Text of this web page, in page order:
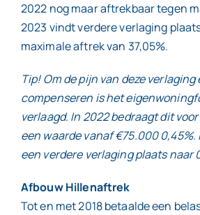
2022 nog maar aftrekbaar tegen
2023 vindt verdere verlaging
maximale aftrek van 37,05%.
Tip! Om de pijn van deze
compenseren is het
verlaagd. In 2022 bedraagt dit
een waarde vanaf €75.000
een verdere verlaging plaats naar
Afbouw Hillenaftrek
Tot en met 2018 betaalde een